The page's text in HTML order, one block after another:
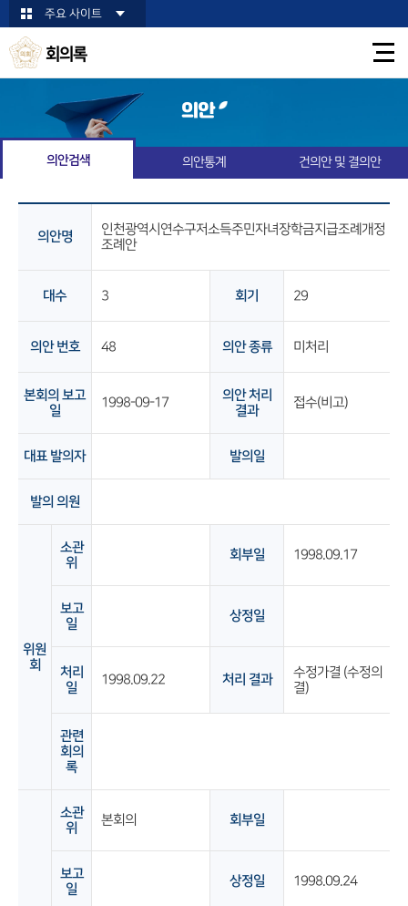
본문바로가기주요 사이트
회의록
의안
의안검색 의안통계 건의안 및 결의안
의안명
인천광역시연수구저소득주민자녀장학금지급조례개정
조례안
대수 3 회기 29
의안 번호 48 의안 종류 미처리
본회의 보고
일
1998-09-17
의안 처리
결과
접수(비고)
대표 발의자 발의일
발의 의원
위원
회
소관
위
회부일 1998.09.17
보고
일
상정일
처리
일
1998.09.22 처리 결과
수정가결 (수정의
결)
관련
회의
록
소관
위
본회의 회부일
보고
일
상정일 1998.09.24